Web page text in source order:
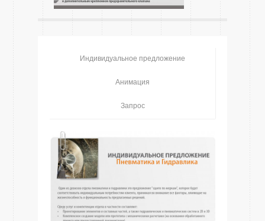
Индивидуальное предложение
Анимация
Запрос